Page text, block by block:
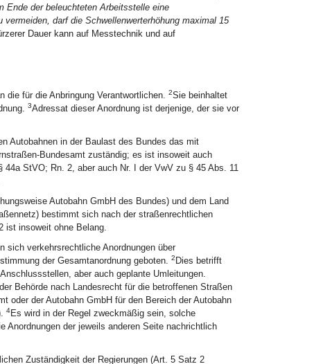
Ende der beleuchteten Arbeitsstelle eine
darf die Schwellenwerterhöhung maximal 15
Dauer kann auf Messtechnik und auf
die für die Anbringung Verantwortlichen. 2Sie beinhaltet
3Adressat dieser Anordnung ist derjenige, der sie vor
Autobahnen in der Baulast des Bundes das mit
Bundesamt zuständig; es ist insoweit auch
StVO; Rn. 2, aber auch Nr. I der VwV zu § 45 Abs. 11
Autobahn GmbH des Bundes) und dem Land
bestimmt sich nach der straßenrechtlichen
ist insoweit ohne Belang.
sich verkehrsrechtliche Anordnungen über
der Gesamtanordnung geboten. 2 Dies betrifft
aber auch geplante Umleitungen.
Behörde nach Landesrecht für die betroffenen Straßen
oder der Autobahn GmbH für den Bereich der Autobahn
4Es wird in der Regel zweckmäßig sein, solche
Anordnungen der jeweils anderen Seite nachrichtlich
Zuständigkeit der Regierungen (Art. 5 Satz 2